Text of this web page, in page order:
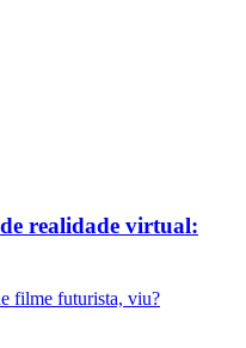
realidade virtual:
filme futurista, viu?